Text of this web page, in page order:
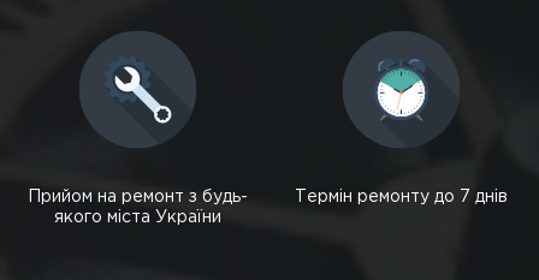
Прийом на ремонт з будь-
якого міста України
Термін ремонту до 7 днів